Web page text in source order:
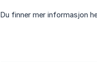
Du finner mer informasjon